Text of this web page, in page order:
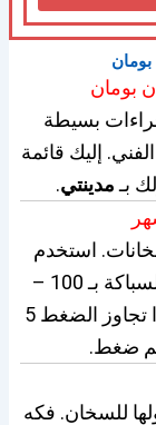
بومان
بسيطة
إليك قائمة
بـمدينتي.
استخدم
مقياس ضغط بسيط (متاح في محلات السباكة بـ 100 –
150 جنيه) واتصله على صنبور خارجي. إذا تجاوز الضغط 5
ضغط.
للسخان. فكه